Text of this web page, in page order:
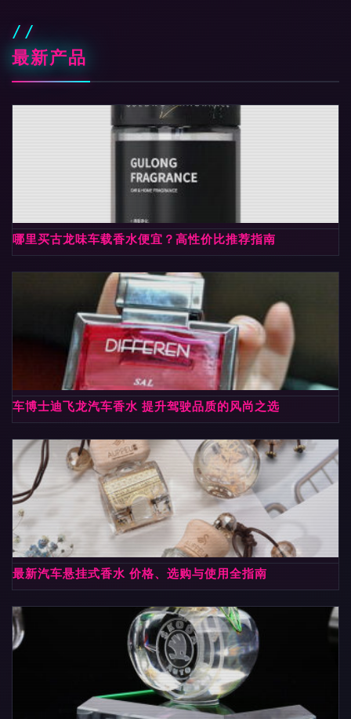
最新产品
哪里买古龙味车载香水便宜？高性价比推荐指南
车博士迪飞龙汽车香水 提升驾驶品质的风尚之选
最新汽车悬挂式香水 价格、选购与使用全指南